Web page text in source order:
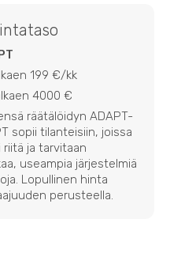
199 €/kk
4000 €
räätälöidyn ADAPT-
sopii tilanteisiin, joissa
ja tarvitaan
useampia järjestelmiä
Lopullinen hinta
perusteella.